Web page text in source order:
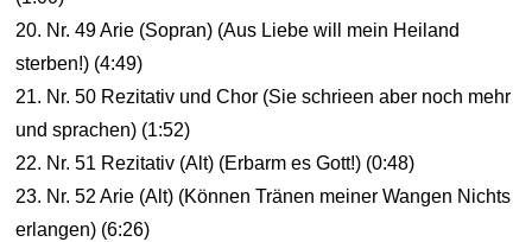
20. Nr. 49 Arie (Sopran) (Aus Liebe will mein Heiland
sterben!) (4:49)
21. Nr. 50 Rezitativ und Chor (Sie schrieen aber noch mehr
und sprachen) (1:52)
22. Nr. 51 Rezitativ (Alt) (Erbarm es Gott!) (0:48)
23. Nr. 52 Arie (Alt) (Können Tränen meiner Wangen Nichts
erlangen) (6:26)